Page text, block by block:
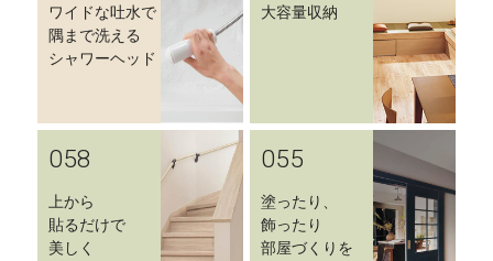
ワイドな吐水で
隅まで洗える
シャワーヘッド
大容量収納
058
上から
貼るだけで
美しく
055
塗ったり、
飾ったり
部屋づくりを